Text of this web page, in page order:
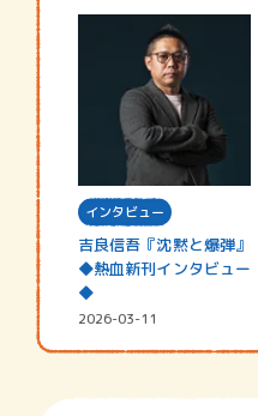
インタビュー
吉良信吾『沈黙と爆弾』
◆熱血新刊インタビュー
◆
2026-03-11